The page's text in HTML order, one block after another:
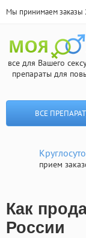
Мы принимаем заказы
все для Вашего
препараты для
ВСЕ
прием
Как
России